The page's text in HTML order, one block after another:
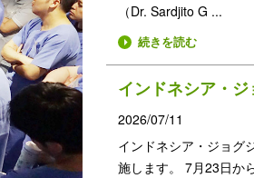
（Dr. Sardjito G ...
続きを読む
2026/07/11
インドネシア・ジョグ
施します。 7月23日か